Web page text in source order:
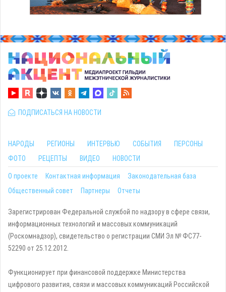
ПОДПИСАТЬСЯ НА НОВОСТИ
НАРОДЫ РЕГИОНЫ ИНТЕРВЬЮ СОБЫТИЯ
ПЕРСОНЫ
ФОТО
РЕЦЕПТЫ ВИДЕО НОВОСТИ
О проекте Контактная информация
Законодательная база
Общественный совет
Партнеры Отчеты
Зарегистрирован Федеральной службой по надзору в сфере связи,
информационных технологий и массовых коммуникаций
(Роскомнадзор), свидетельство о регистрации СМИ Эл № ФС77-
52290 от 25.12.2012.
Функционирует при финансовой поддержке Министерства
цифрового развития, связи и массовых коммуникаций Российской